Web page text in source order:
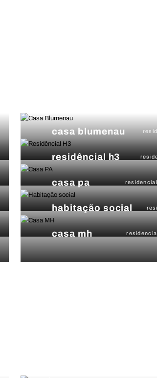
casa blumenau
residêncial h3
casa pa residencial
habitação social
casa mh